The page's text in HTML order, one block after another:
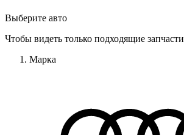
Выберите авто
Чтобы видеть только подходящие запчасти
Марка